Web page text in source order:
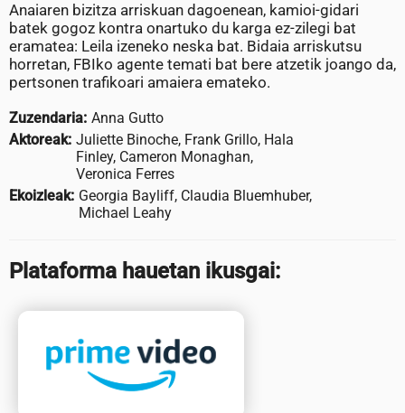
Anaiaren bizitza arriskuan dagoenean, kamioi-gidari
batek gogoz kontra onartuko du karga ez-zilegi bat
eramatea: Leila izeneko neska bat. Bidaia arriskutsu
horretan, FBIko agente temati bat bere atzetik joango da,
pertsonen trafikoari amaiera emateko.
Zuzendaria: Anna Gutto
Aktoreak: Juliette Binoche, Frank Grillo, Hala
Finley, Cameron Monaghan,
Veronica Ferres
Ekoizleak: Georgia Bayliff, Claudia Bluemhuber,
Michael Leahy
Plataforma hauetan ikusgai: